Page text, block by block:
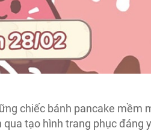
chiếc bánh pancake mềm
tạo hình trang phục đáng